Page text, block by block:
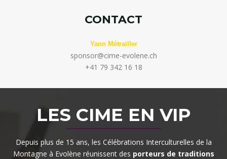
CONTACT
Yann Métrailler
sponsor@cime-evolene.ch
+41 79 342 16 18
LES CIME EN VIP
Depuis plus de 15 ans, les Célébrations Interculturelles de la
Montagne à Evolène réunissent des porteurs de traditions